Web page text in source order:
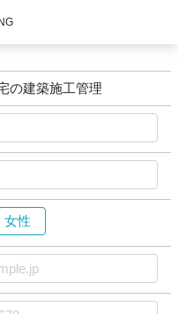
の建築施工管理
女性